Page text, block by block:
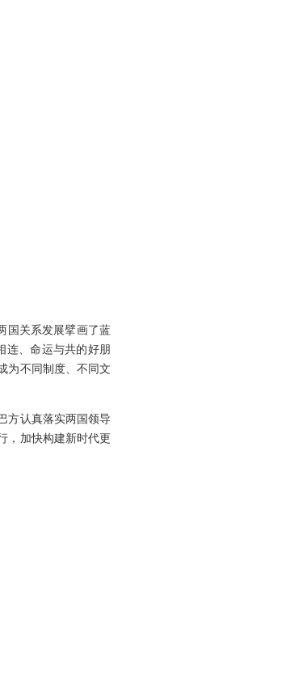
国关系发展擘画了蓝
连、命运与共的好朋
为不同制度、不同文
方认真落实两国领导
，加快构建新时代更